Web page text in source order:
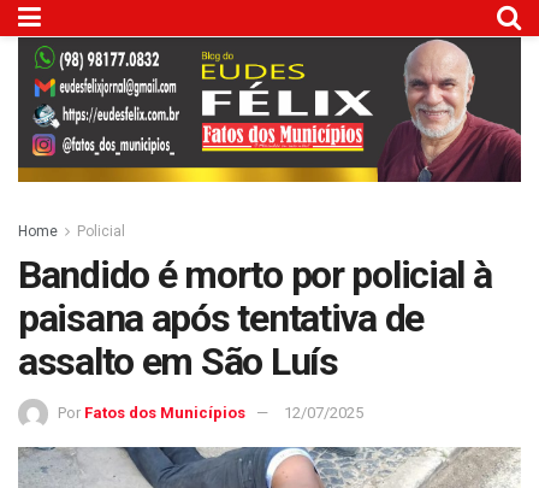
Home Policial
Bandido é morto por policial à
paisana após tentativa de
assalto em São Luís
Por Fatos dos Municípios 12/07/2025